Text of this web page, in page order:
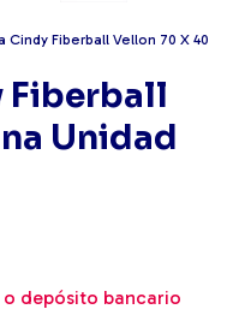
Cindy Fiberball Vellon 70 X 40
Fiberball
Unidad
depósito bancario